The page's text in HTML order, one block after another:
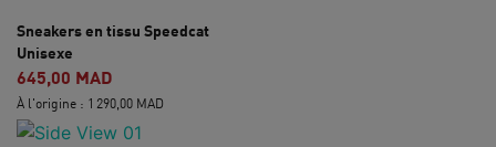
Sneakers en tissu Speedcat
Unisexe
645,00 MAD
À l'origine : 1 290,00 MAD